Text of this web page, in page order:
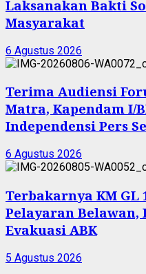
Laksanakan Bakti
Masyarakat
6 Agustus 2026
Terima Audiensi
Matra, Kapendam I/
Independensi Pers
6 Agustus 2026
Terbakarnya KM GL
Pelayaran Belawan,
Evakuasi ABK
5 Agustus 2026